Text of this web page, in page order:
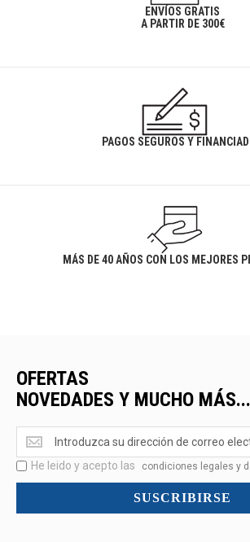
ENVÍOS GRATIS
A PARTIR DE 300€
PAGOS SEGUROS Y
MÁS DE 40 AÑOS CON LOS MEJORES
OFERTAS
NOVEDADES Y MUCHO MÁS...
Ofertas
<br>Novedades
y
mucho
He leido y acepto las condiciones legales y
SUSCRIBIRSE